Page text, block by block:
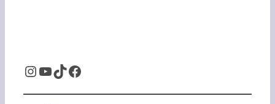
Instagram
YouTube
TikTok
Facebook